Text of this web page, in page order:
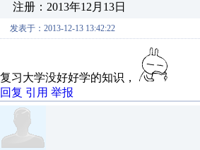
注册：2013年12月13日
发表于：2013-12-13 13:42:22
复习大学没好好学的知识，
回复 引用 举报